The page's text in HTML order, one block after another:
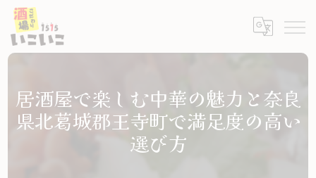
居酒屋で楽しむ中華の魅力と奈良
県北葛城郡王寺町で満足度の高い
選び方